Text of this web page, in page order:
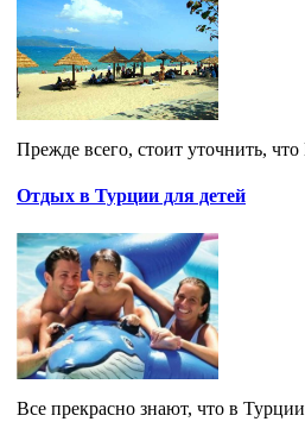
Прежде всего, стоит уточнить,
Отдых в Турции для детей
Все прекрасно знают, что в